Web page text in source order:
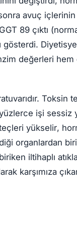
avuç içlerinin
89 çıktı
değerleri
işi sessiz
yükselir,
organlardan
iltihaplı
karşımıza